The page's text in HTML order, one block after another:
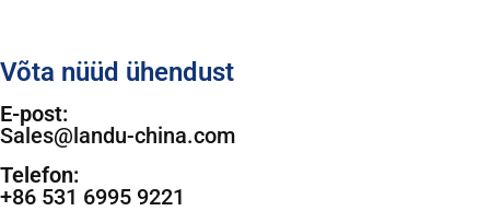
Võta nüüd ühendust
E-post:
Sales@landu-china.com
Telefon:
+86 531 6995 9221